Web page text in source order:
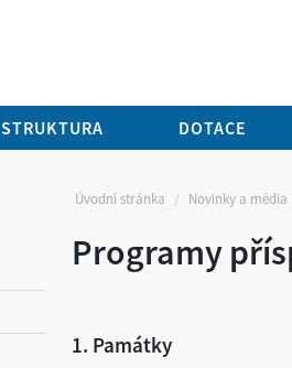
STRUKTURA DOTACE
Úvodní stránka Novinky a média
Programy
1. Památky